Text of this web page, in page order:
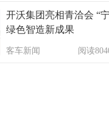
开沃集团亮相青洽会 “
绿色智造新成果
客车新闻 阅读